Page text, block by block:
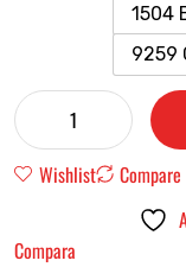
1504
9259
Wishlist
Compare
Compara